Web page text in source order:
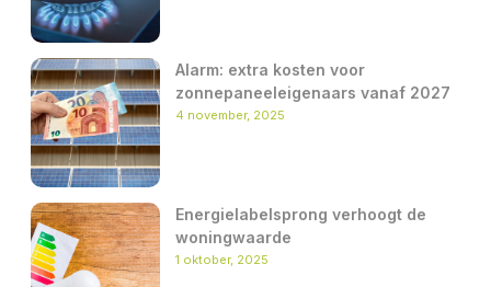
Alarm: extra kosten voor
zonnepaneeleigenaars vanaf 2027
4 november, 2025
Energielabelsprong verhoogt de
woningwaarde
1 oktober, 2025